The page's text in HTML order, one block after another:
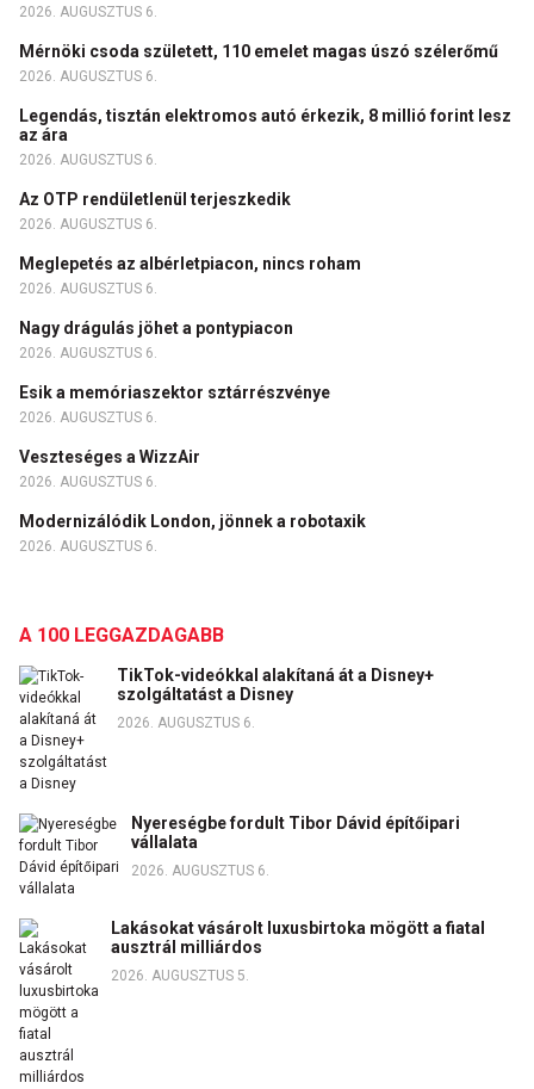
2026. AUGUSZTUS 6.
Mérnöki csoda született, 110 emelet magas úszó szélerőmű
2026. AUGUSZTUS 6.
Legendás, tisztán elektromos autó érkezik, 8 millió forint lesz
az ára
2026. AUGUSZTUS 6.
Az OTP rendületlenül terjeszkedik
2026. AUGUSZTUS 6.
Meglepetés az albérletpiacon, nincs roham
2026. AUGUSZTUS 6.
Nagy drágulás jöhet a pontypiacon
2026. AUGUSZTUS 6.
Esik a memóriaszektor sztárrészvénye
2026. AUGUSZTUS 6.
Veszteséges a WizzAir
2026. AUGUSZTUS 6.
Modernizálódik London, jönnek a robotaxik
2026. AUGUSZTUS 6.
A 100 LEGGAZDAGABB
TikTok-videókkal alakítaná át a Disney+
szolgáltatást a Disney
2026. AUGUSZTUS 6.
Nyereségbe fordult Tibor Dávid építőipari
vállalata
2026. AUGUSZTUS 6.
Lakásokat vásárolt luxusbirtoka mögött a fiatal
ausztrál milliárdos
2026. AUGUSZTUS 5.